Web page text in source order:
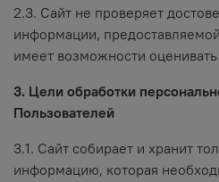
2.3. Сайт не проверяет
информации,
имеет возможности
3. Цели обработки
Пользователей
3.1. Сайт собирает и хранит
информацию, которая